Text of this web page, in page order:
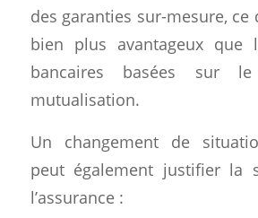
des garanties sur-mesure,
bien plus avantageux que
bancaires basées sur
mutualisation.
Un changement de
peut également justifier la
l’assurance :